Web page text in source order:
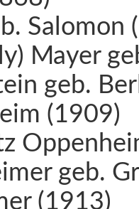
Salomon
Mayer
geb.
(1909)
geb.
(1913)